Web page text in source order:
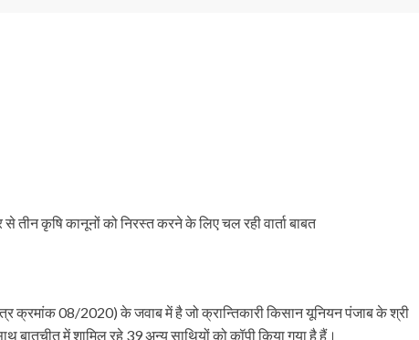
तीन कृषि कानूनों को निरस्त करने के लिए चल रही वार्ता बाबत
08/2020) के जवाब में है जो क्रान्तिकारी किसान यूनियन पंजाब के श्री
बातचीत में शामिल रहे 39 अन्य साथियों को कॉपी किया गया है हैं।